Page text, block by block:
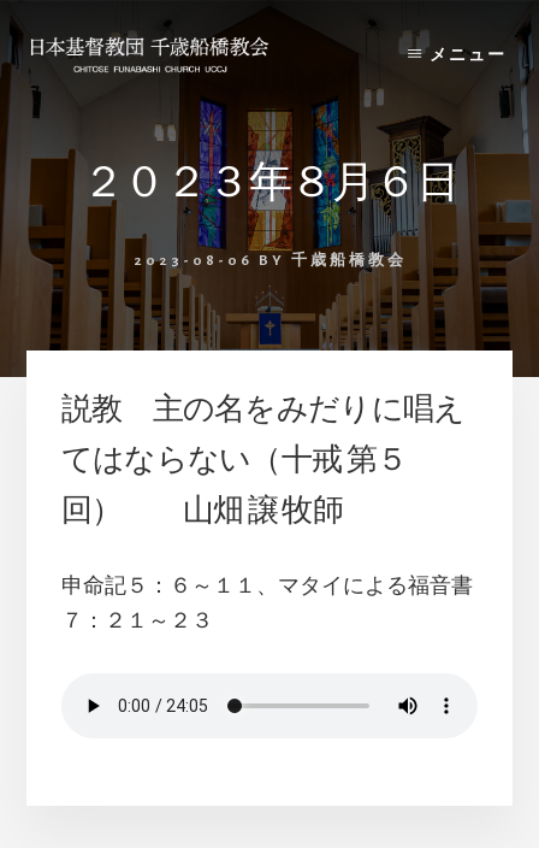
to
content
to
primary
sidebar
メニュー
２０２３年８月６日
2023-08-06 BY 千歳船橋教会
説教 主の名をみだりに唱え
てはならない（十戒 第５
回） 山畑 譲 牧師
申命記５：６～１１、マタイによる福音書
７：２１～２３